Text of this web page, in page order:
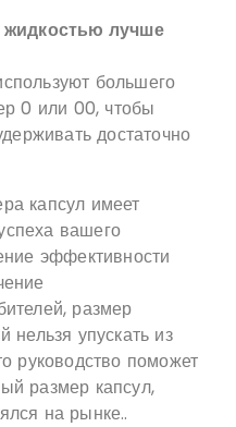
жидкостью лучше
большего
0 или 00, чтобы
достаточно
капсул имеет
вашего
эффективности
размер
нельзя упускать из
руководство поможет
размер капсул,
на рынке..